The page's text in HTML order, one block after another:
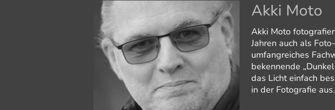
Akki Moto
Akki Moto
Jahren auch als
umfangreiches
bekennende
das Licht einfach
in der Fotografie aus.